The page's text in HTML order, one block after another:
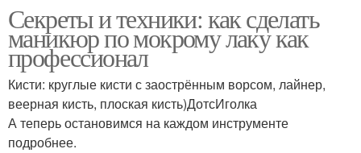
Секреты и техники: как сделать
маникюр по мокрому лаку как
профессионал
Кисти: круглые кисти с заострённым ворсом, лайнер,
веерная кисть, плоская кисть)ДотсИголка
А теперь остановимся на каждом инструменте
подробнее.